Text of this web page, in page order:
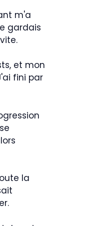
m'a
gardais
et mon
fini par
la